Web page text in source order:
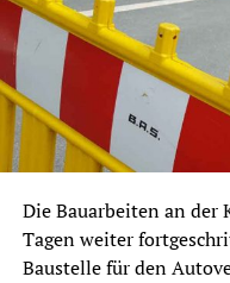
Die Bauarbeiten an der
Tagen weiter
Baustelle für den